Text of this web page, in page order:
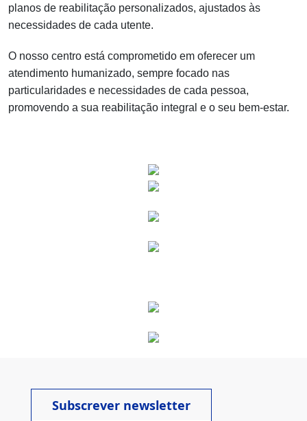
planos de reabilitação personalizados, ajustados às
necessidades de cada utente.
O nosso centro está comprometido em oferecer um
atendimento humanizado, sempre focado nas
particularidades e necessidades de cada pessoa,
promovendo a sua reabilitação integral e o seu bem-estar.
Subscrever newsletter